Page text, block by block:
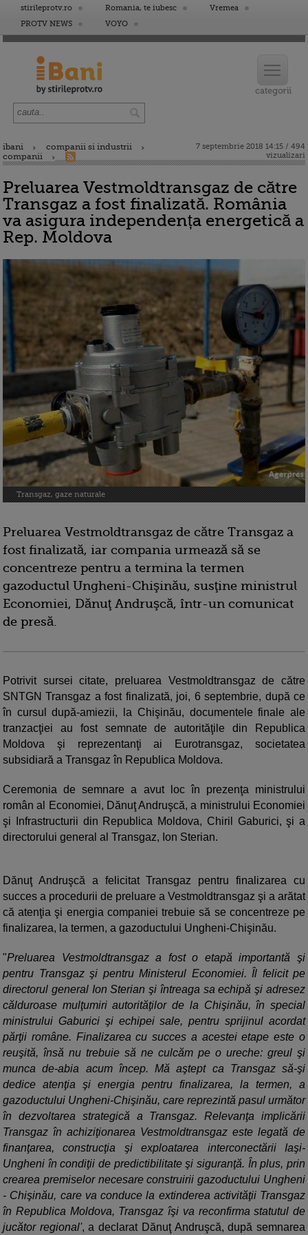
stirileprotv.ro Romania, te iubesc
Vremea
PROTV NEWS
VOYO
ibani
companii si industrii
companii
7 septembrie 2018 14:15 / 494
vizualizari
Preluarea Vestmoldtransgaz de către
Transgaz a fost finalizată. România
va asigura independența energetică a
Rep. Moldova
Transgaz, gaze naturale
Preluarea Vestmoldtransgaz de către Transgaz a
fost finalizată, iar compania urmează să se
concentreze pentru a termina la termen
gazoductul Ungheni-Chişinău, susţine ministrul
Economiei, Dănuţ Andruşcă, într-un comunicat
de presă.
Potrivit sursei citate, preluarea Vestmoldtransgaz de către
SNTGN Transgaz a fost finalizată, joi, 6 septembrie, după ce
în cursul după-amiezii, la Chişinău, documentele finale ale
tranzacţiei au fost semnate de autorităţile din Republica
Moldova şi reprezentanţi ai Eurotransgaz, societatea
subsidiară a Transgaz în Republica Moldova.
Ceremonia de semnare a avut loc în prezenţa ministrului
român al Economiei, Dănuţ Andruşcă, a ministrului Economiei
şi Infrastructurii din Republica Moldova, Chiril Gaburici, şi a
directorului general al Transgaz, Ion Sterian.
Dănuţ Andruşcă a felicitat Transgaz pentru finalizarea cu
succes a procedurii de preluare a Vestmoldtransgaz şi a arătat
că atenţia şi energia companiei trebuie să se concentreze pe
finalizarea, la termen, a gazoductului Ungheni-Chişinău.
"Preluarea Vestmoldtransgaz a fost o etapă importantă şi
pentru Transgaz şi pentru Ministerul Economiei. Îl felicit pe
directorul general Ion Sterian şi întreaga sa echipă şi adresez
călduroase mulţumiri autorităţilor de la Chişinău, în special
ministrului Gaburici şi echipei sale, pentru sprijinul acordat
părţii române. Finalizarea cu succes a acestei etape este o
reuşită, însă nu trebuie să ne culcăm pe o ureche: greul şi
munca de-abia acum încep. Mă aştept ca Transgaz să-şi
dedice atenţia şi energia pentru finalizarea, la termen, a
gazoductului Ungheni-Chişinău, care reprezintă pasul următor
în dezvoltarea strategică a Transgaz. Relevanţa implicării
Transgaz în achiziţionarea Vestmoldtransgaz este legată de
finanţarea, construcţia şi exploatarea interconectării Iaşi-
Ungheni în condiţii de predictibilitate şi siguranţă. În plus, prin
crearea premiselor necesare construirii gazoductului Ungheni
- Chişinău, care va conduce la extinderea activităţii Transgaz
în Republica Moldova, Transgaz îşi va reconfirma statutul de
jucător regional', a declarat Dănuţ Andruşcă, după semnarea